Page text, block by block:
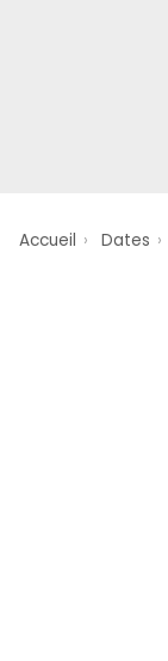
Accueil › Dates ›